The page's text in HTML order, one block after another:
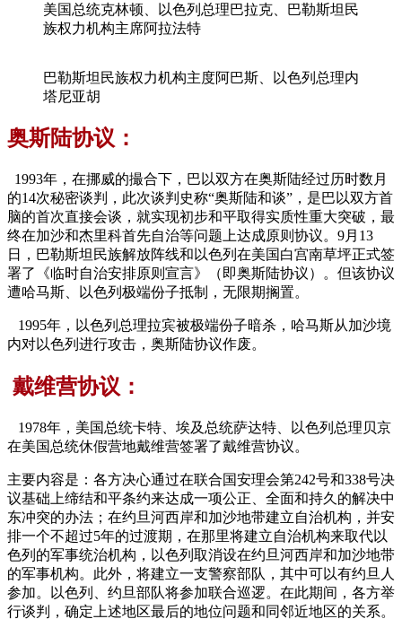
美国总统克林顿、以色列总理巴拉克、巴勒斯坦民
族权力机构主席阿拉法特
巴勒斯坦民族权力机构主度阿巴斯、以色列总理内
塔尼亚胡
奥斯陆协议：
1993年，在挪威的撮合下，巴以双方在奥斯陆经过历时数月
的14次秘密谈判，此次谈判史称“奥斯陆和谈”，是巴以双方首
脑的首次直接会谈，就实现初步和平取得实质性重大突破，最
终在加沙和杰里科首先自治等问题上达成原则协议。9月13
日，巴勒斯坦民族解放阵线和以色列在美国白宫南草坪正式签
署了《临时自治安排原则宣言》（即奥斯陆协议）。但该协议
遭哈马斯、以色列极端份子抵制，无限期搁置。
1995年，以色列总理拉宾被极端份子暗杀，哈马斯从加沙境
内对以色列进行攻击，奥斯陆协议作废。
戴维营协议：
1978年，美国总统卡特、埃及总统萨达特、以色列总理贝京
在美国总统休假营地戴维营签署了戴维营协议。
主要内容是：各方决心通过在联合国安理会第242号和338号决
议基础上缔结和平条约来达成一项公正、全面和持久的解决中
东冲突的办法；在约旦河西岸和加沙地带建立自治机构，并安
排一个不超过5年的过渡期，在那里将建立自治机构来取代以
色列的军事统治机构，以色列取消设在约旦河西岸和加沙地带
的军事机构。此外，将建立一支警察部队，其中可以有约旦人
参加。以色列、约旦部队将参加联合巡逻。在此期间，各方举
行谈判，确定上述地区最后的地位问题和同邻近地区的关系。